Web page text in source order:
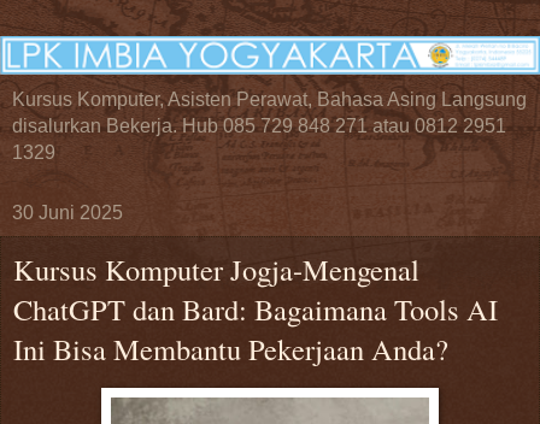
Kursus Komputer, Asisten Perawat, Bahasa Asing Langsung
disalurkan Bekerja. Hub 085 729 848 271 atau 0812 2951
1329
30 Juni 2025
Kursus Komputer Jogja-Mengenal
ChatGPT dan Bard: Bagaimana Tools AI
Ini Bisa Membantu Pekerjaan Anda?